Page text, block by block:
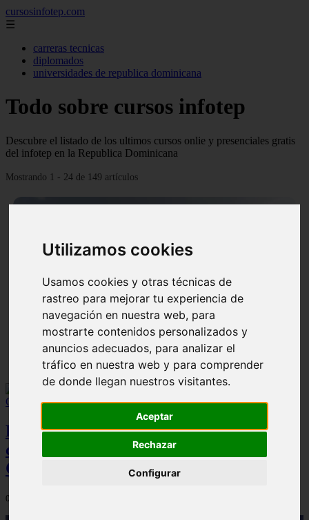
Utilizamos cookies
Usamos cookies y otras técnicas de
rastreo para mejorar tu experiencia de
navegación en nuestra web, para
mostrarte contenidos personalizados y
anuncios adecuados, para analizar el
tráfico en nuestra web y para comprender
de donde llegan nuestros visitantes.
Aceptar
Rechazar
Configurar
cursosinfotep.com
☰
carreras tecnicas
diplomados
universidades de republica dominicana
Todo sobre cursos infotep
Descubre el listado de los ultimos cursos onlie y presenciales gratis
del infotep en la Republica Dominicana
Mostrando 1 - 24 de 149 artículos
Las Mejores Universidades para Estudiar Azafata en
República Dominicana
Estudiantes de INTECOMPU completan
con éxito el curso de Caja Bancaria y
Comercial impulsado por INFOTEP
05/08/2026